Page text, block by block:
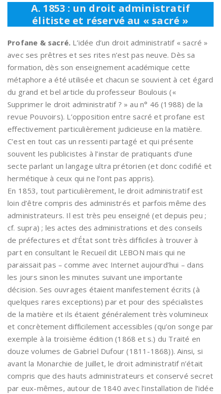
A. 1853 : un droit administratif
élitiste et réservé au « sacré »
Profane & sacré. L’idée d’un droit administratif « sacré »
avec ses prêtres et ses rites n’est pas neuve. Dès sa
formation, dès son enseignement académique cette
métaphore a été utilisée et chacun se souvient à cet égard
du grand et bel article du professeur Boulouis («
Supprimer le droit administratif ? » au n° 46 (1988) de la
revue Pouvoirs). L’opposition entre sacré et profane est
effectivement particulièrement judicieuse en la matière.
C’est en tout cas un ressenti partagé et qui présente
souvent les publicistes à l’instar de pratiquants d’une
secte parlant un langage ultra prétorien (et donc codifié et
hermétique à ceux qui ne l’ont pas appris).
En 1853, tout particulièrement, le droit administratif est
loin d’être compris des administrés et parfois même des
administrateurs. Il est très peu enseigné (et depuis peu ;
cf. supra) ; les actes des administrations et des conseils
de préfectures et d’État sont très difficiles à trouver à
part en consultant le Recueil dit LEBON mais qui ne
paraissait pas – comme avec Internet aujourd’hui – dans
les jours sinon les minutes suivant une importante
décision. Ses ouvrages étaient manifestement écrits (à
quelques rares exceptions) par et pour des spécialistes
de la matière et ils étaient généralement très volumineux
et concrètement difficilement accessibles (qu’on songe par
exemple à la troisième édition (1868 et s.) du Traité en
douze volumes de Gabriel Dufour (1811-1868)). Ainsi, si
avant la Monarchie de Juillet, le droit administratif n’était
compris que des hauts administrateurs et conservé secret
par eux-mêmes, autour de 1840 avec l’installation de l’idée